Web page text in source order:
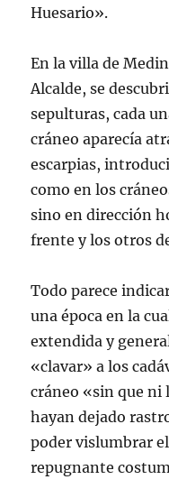
Huesario».
En la villa de
Alcalde, se
sepulturas, cada
cráneo aparecía
escarpias,
como en los
sino en dirección
frente y los otros
Todo parece
una época en la
extendida y
«clavar» a los
cráneo «sin que
hayan dejado
poder vislumbrar
repugnante